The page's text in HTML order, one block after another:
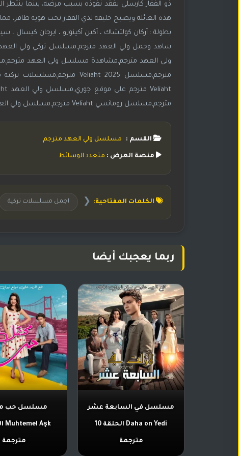
ذو الفقار كارسلي يفقد نفوذه بسبب مرضه، بينما ينتظر
هذه العائلة ويصبح خليفة لذي الفقار تحت هوية ظافر، مما
بطولة : أركان كولتشاك ، أكين أكينوزو ، ايرجان كيسال ،
شاهد وحمل ولي العهد مترجم,مسلسل تركي ولي
مترجم,مسلسل رومانسي Veliaht مترجم,مسلسل ولي العهد
القسم : مسلسل ولي العهد مترجم
منصة العرض : متعدد الوسائط
الكلمات المفتاحية: ❮ اجمل مسلسلات تركية
ربما يعجبك أيضا
مسلسل في السابعة عشر
Daha on Yedi الحلقة 10
مترجمة
مسلسل حب
مترجمة